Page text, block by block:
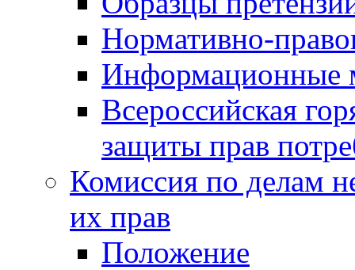
Нормативно-
Информационные
Всероссийская
защиты прав
Комиссия по делам
их прав
Положение